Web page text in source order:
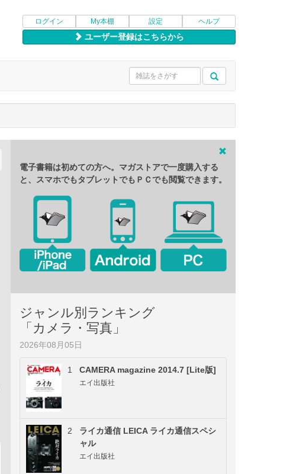
ログイン My本棚 設定 ヘルプ
ユーザー登録はこちらから
電子書籍は初めての方へ。マガストアで一度購入する
と、スマホでもタブレットでもＰＣでも閲覧できます。
ジャンル別ランキング
「カメラ・写真」
2026年08月05日
1 CAMERA magazine 2014.7 [Lite版]
エイ出版社
2
ライカ通信 LEICA ライカ通信スペシ
ャル
エイ出版社